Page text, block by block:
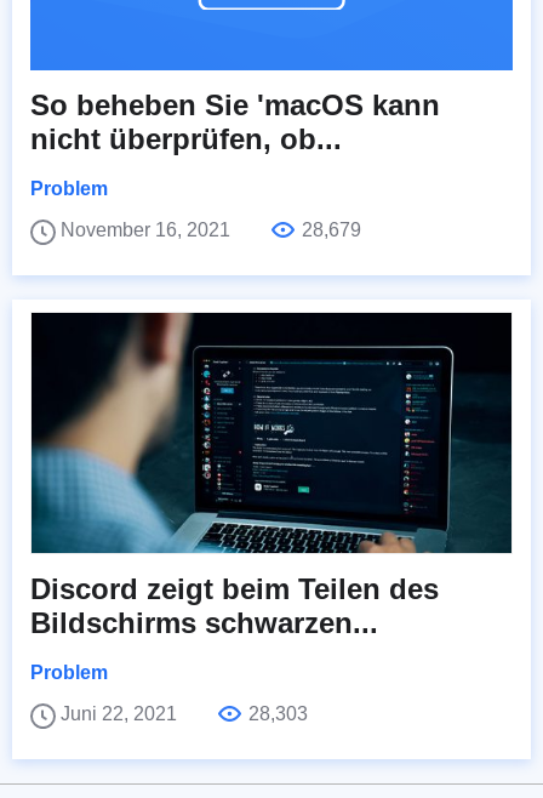
So beheben Sie 'macOS kann
nicht überprüfen, ob...
Problem
November 16, 2021
28,679
Discord zeigt beim Teilen des
Bildschirms schwarzen...
Problem
Juni 22, 2021
28,303